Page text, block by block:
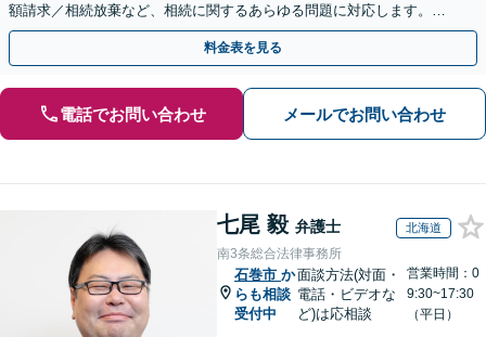
額請求／相続放棄など、相続に関するあらゆる問題に対応します。ご
事情やご意向を丁寧にお聞きし、有利な解決を目指します
料金表を見る
電話でお問い合わせ メールでお問い合わせ
七尾 毅 弁護士 北海道
南3条総合法律事務所
石巻市 か
らも相談
受付中
面談方法(対面・
電話・ビデオな
ど)は応相談
営業時間：0
9:30~17:30
（平日）